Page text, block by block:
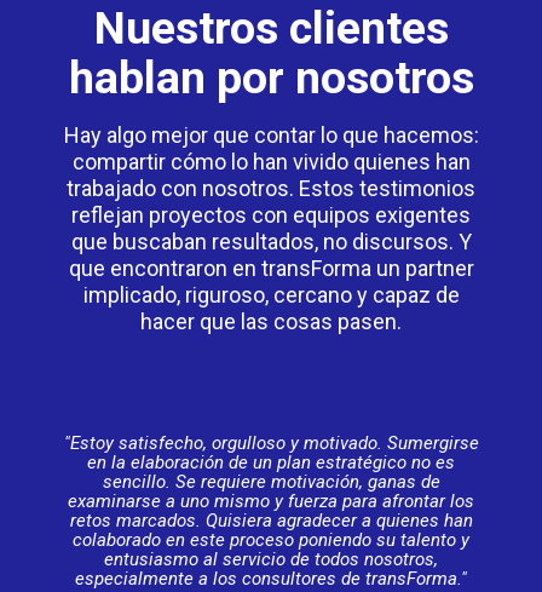
Nuestros clientes
hablan por nosotros
Hay algo mejor que contar lo que hacemos:
compartir cómo lo han vivido quienes han
trabajado con nosotros. Estos testimonios
reflejan proyectos con equipos exigentes
que buscaban resultados, no discursos. Y
que encontraron en transForma un partner
implicado, riguroso, cercano y capaz de
hacer que las cosas pasen.
"Estoy satisfecho, orgulloso y motivado. Sumergirse
en la elaboración de un plan estratégico no es
sencillo. Se requiere motivación, ganas de
examinarse a uno mismo y fuerza para afrontar los
retos marcados. Quisiera agradecer a quienes han
colaborado en este proceso poniendo su talento y
entusiasmo al servicio de todos nosotros,
especialmente a los consultores de transForma."